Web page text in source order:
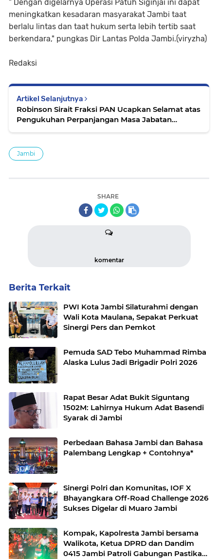
“ Dengan digelarnya Operasi Patuh Siginjai ini dapat
meningkatkan kesadaran masyarakat Jambi taat
berlalu lintas dan taat hukum serta lebih tertib saat
berkendara," pungkas Dir Lantas Polda Jambi.(viryzha)
Redaksi
Artikel Selanjutnya
Robinson Sirait Fraksi PAN Ucapkan Selamat atas
Pengukuhan Perpanjangan Masa Jabatan
Jambi
SHARE
komentar
Berita Terkait
PWI Kota Jambi Silaturahmi dengan
Wali Kota Maulana, Sepakat Perkuat
Sinergi Pers dan Pemkot
Pemuda SAD Tebo Muhammad Rimba
Alaska Lulus Jadi Brigadir Polri 2026
Rapat Besar Adat Bukit Siguntang
1502M: Lahirnya Hukum Adat Basendi
Syarak di Jambi
Perbedaan Bahasa Jambi dan Bahasa
Palembang Lengkap + Contohnya*
Sinergi Polri dan Komunitas, IOF X
Bhayangkara Off-Road Challenge 2026
Sukses Digelar di Muaro Jambi
Kompak, Kapolresta Jambi bersama
Walikota, Ketua DPRD dan Dandim
0415 Jambi Patroli Gabungan Pastikan